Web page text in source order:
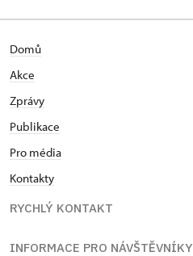
Domů
Akce
Zprávy
Publikace
Pro média
Kontakty
RYCHLÝ KONTAKT
INFORMACE PRO NÁVŠTĚVNÍKY